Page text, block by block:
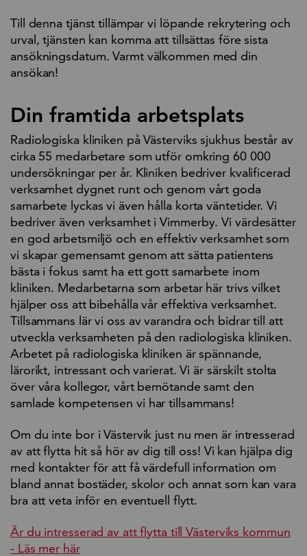
Till denna tjänst tillämpar vi löpande rekrytering och
urval, tjänsten kan komma att tillsättas före sista
ansökningsdatum. Varmt välkommen med din
ansökan!
Din framtida arbetsplats
Radiologiska kliniken på Västerviks sjukhus består av
cirka 55 medarbetare som utför omkring 60 000
undersökningar per år. Kliniken bedriver kvalificerad
verksamhet dygnet runt och genom vårt goda
samarbete lyckas vi även hålla korta väntetider. Vi
bedriver även verksamhet i Vimmerby. Vi värdesätter
en god arbetsmiljö och en effektiv verksamhet som
vi skapar gemensamt genom att sätta patientens
bästa i fokus samt ha ett gott samarbete inom
kliniken. Medarbetarna som arbetar här trivs vilket
hjälper oss att bibehålla vår effektiva verksamhet.
Tillsammans lär vi oss av varandra och bidrar till att
utveckla verksamheten på den radiologiska kliniken.
Arbetet på radiologiska kliniken är spännande,
lärorikt, intressant och varierat. Vi är särskilt stolta
över våra kollegor, vårt bemötande samt den
samlade kompetensen vi har tillsammans!
Om du inte bor i Västervik just nu men är intresserad
av att flytta hit så hör av dig till oss! Vi kan hjälpa dig
med kontakter för att få värdefull information om
bland annat bostäder, skolor och annat som kan vara
bra att veta inför en eventuell flytt.
Är du intresserad av att flytta till Västerviks kommun
- Läs mer här